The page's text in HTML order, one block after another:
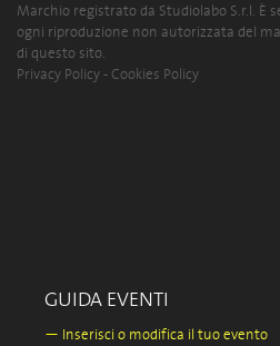
Marchio registrato da Studiolabo S.r.l. È
ogni riproduzione non autorizzata del
di questo sito.
Privacy Policy - Cookies Policy
GUIDA EVENTI
— Inserisci o modifica il tuo evento